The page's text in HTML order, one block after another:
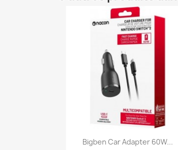
Aperçu rapide
Bigben Car Adapter 60W...